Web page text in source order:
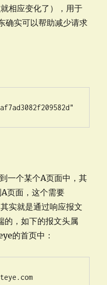
相应变化了），用于
确实可以帮助减少请求
一个某个A页面中，其
页面，这个需要
实就是通过响应报文
，如下的报文头属
的首页中：